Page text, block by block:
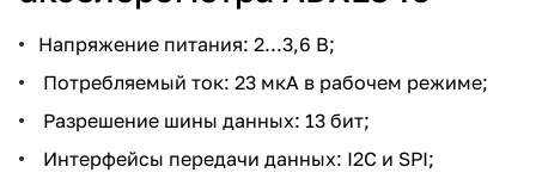
Напряжение питания: 2...3,6 В;
Потребляемый ток: 23 мкА в рабочем режиме;
Разрешение шины данных: 13 бит;
Интерфейсы передачи данных: I2C и SPI;